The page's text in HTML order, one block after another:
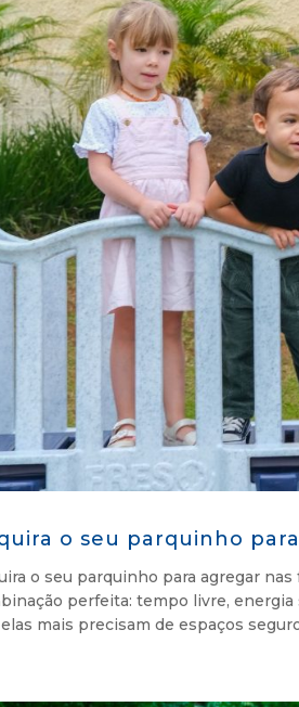
o seu parquinho
o seu parquinho para agregar
perfeita: tempo livre,
mais precisam de espaços